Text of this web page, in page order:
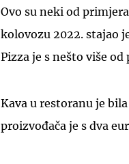
Ovo su neki od
kolovozu 2022. stajao
Pizza je s nešto više
Kava u restoranu je
proizvođača je s dva